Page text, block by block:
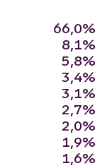
66,0%
8,1%
5,8%
3,4%
3,1%
2,7%
2,0%
1,9%
1,6%